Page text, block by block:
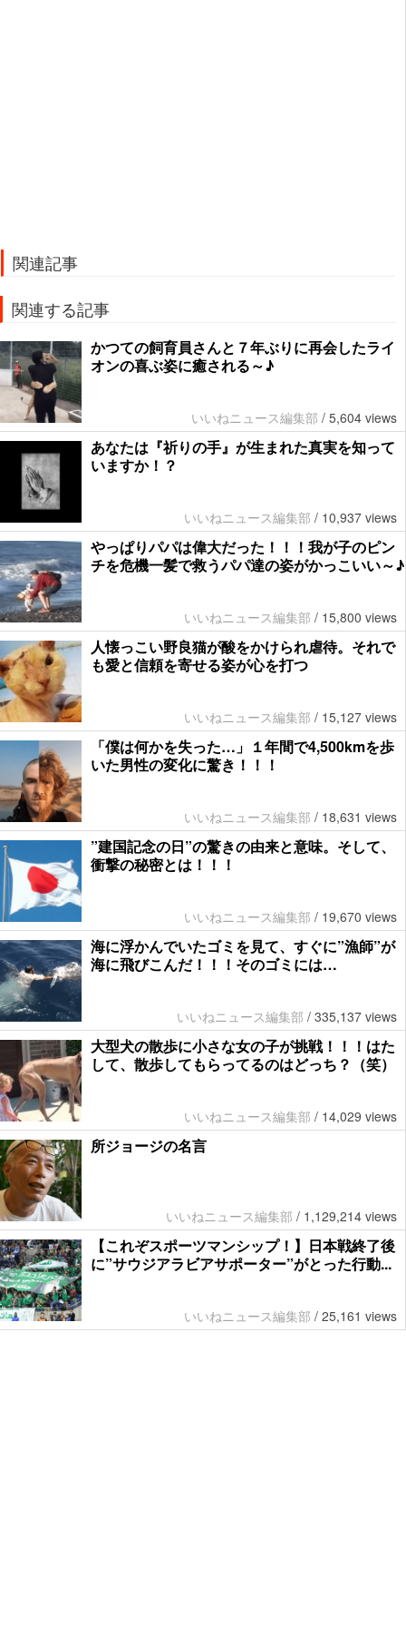
関連記事
関連する記事
かつての飼育員さんと７年ぶりに再会したライ
オンの喜ぶ姿に癒される～♪
いいねニュース編集部 / 5,604 views
あなたは『祈りの手』が生まれた真実を知って
いますか！？
いいねニュース編集部 / 10,937 views
やっぱりパパは偉大だった！！！我が子のピン
チを危機一髪で救うパパ達の姿がかっこいい～♪
いいねニュース編集部 / 15,800 views
人懐っこい野良猫が酸をかけられ虐待。それで
も愛と信頼を寄せる姿が心を打つ
いいねニュース編集部 / 15,127 views
「僕は何かを失った…」１年間で4,500kmを歩
いた男性の変化に驚き！！！
いいねニュース編集部 / 18,631 views
”建国記念の日”の驚きの由来と意味。そして、
衝撃の秘密とは！！！
いいねニュース編集部 / 19,670 views
海に浮かんでいたゴミを見て、すぐに”漁師”が
海に飛びこんだ！！！そのゴミには…
いいねニュース編集部 / 335,137 views
大型犬の散歩に小さな女の子が挑戦！！！はた
して、散歩してもらってるのはどっち？（笑）
いいねニュース編集部 / 14,029 views
所ジョージの名言
いいねニュース編集部 / 1,129,214 views
【これぞスポーツマンシップ！】日本戦終了後
に”サウジアラビアサポーター”がとった行動...
いいねニュース編集部 / 25,161 views